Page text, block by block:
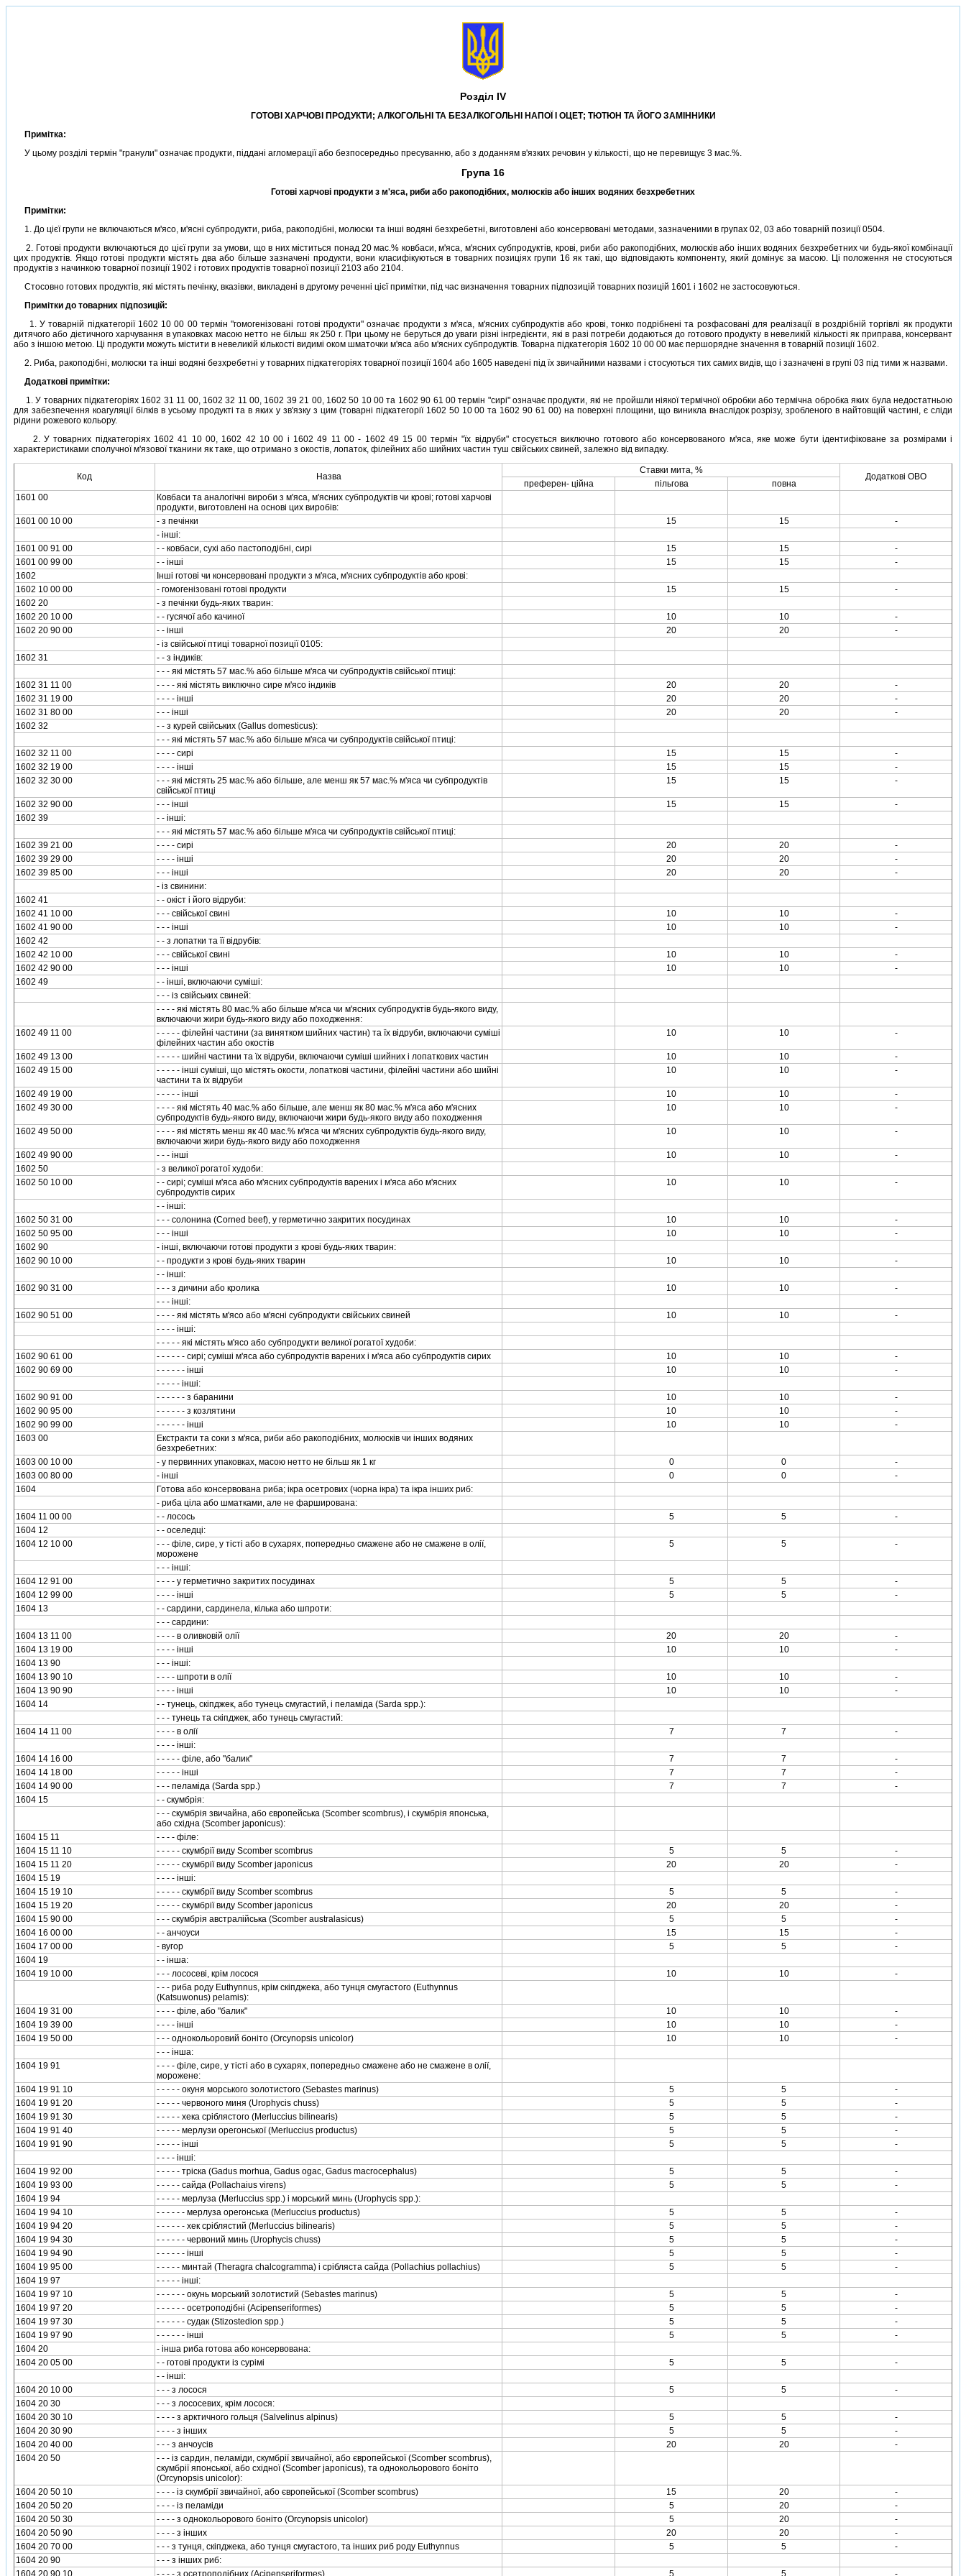
Роздiл IV
ГОТОВI ХАРЧОВI ПРОДУКТИ; АЛКОГОЛЬНI ТА БЕЗАЛКОГОЛЬНI НАПОЇ I ОЦЕТ; ТЮТЮН ТА ЙОГО ЗАМIННИКИ
Примiтка:
У цьому роздiлi термiн "гранули" означає продукти, пiдданi агломерацiї або безпосередньо пресуванню, або з доданням в'язких речовин у кiлькостi, що не перевищує 3 мас.%.
Група 16
Готовi харчовi продукти з м'яса, риби або ракоподiбних, молюскiв або iнших водяних безхребетних
Примiтки:
1. До цiєї групи не включаються м'ясо, м'яснi субпродукти, риба, ракоподiбнi, молюски та iншi водянi безхребетнi, виготовленi або консервованi методами, зазначеними в групах 02, 03 або товарнiй позицiї 0504.
2. Готовi продукти включаються до цiєї групи за умови, що в них мiститься понад 20 мас.% ковбаси, м'яса, м'ясних субпродуктiв, кровi, риби або ракоподiбних, молюскiв або iнших водяних безхребетних чи будь-якої комбiнацiї
цих продуктiв. Якщо готовi продукти мiстять два або бiльше зазначенi продукти, вони класифiкуються в товарних позицiях групи 16 як такi, що вiдповiдають компоненту, який домiнує за масою. Цi положення не стосуються
продуктiв з начинкою товарної позицiї 1902 i готових продуктiв товарної позицiї 2103 або 2104.
Стосовно готових продуктiв, якi мiстять печiнку, вказiвки, викладенi в другому реченнi цiєї примiтки, пiд час визначення товарних пiдпозицiй товарних позицiй 1601 i 1602 не застосовуються.
Примiтки до товарних пiдпозицiй:
1. У товарнiй пiдкатегорiї 1602 10 00 00 термiн "гомогенiзованi готовi продукти" означає продукти з м'яса, м'ясних субпродуктiв або кровi, тонко подрiбненi та розфасованi для реалiзацiї в роздрiбнiй торгiвлi як продукти
дитячого або дiєтичного харчування в упаковках масою нетто не бiльш як 250 г. При цьому не беруться до уваги рiзнi iнгредiєнти, якi в разi потреби додаються до готового продукту в невеликiй кiлькостi як приправа, консервант
або з iншою метою. Цi продукти можуть мiстити в невеликiй кiлькостi видимi оком шматочки м'яса або м'ясних субпродуктiв. Товарна пiдкатегорiя 1602 10 00 00 має першорядне значення в товарнiй позицiї 1602.
2. Риба, ракоподiбнi, молюски та iншi водянi безхребетнi у товарних пiдкатегорiях товарної позицiї 1604 або 1605 наведенi пiд їх звичайними назвами i стосуються тих самих видiв, що i зазначенi в групi 03 пiд тими ж назвами.
Додатковi примiтки:
1. У товарних пiдкатегорiях 1602 31 11 00, 1602 32 11 00, 1602 39 21 00, 1602 50 10 00 та 1602 90 61 00 термiн "сирi" означає продукти, якi не пройшли нiякої термiчної обробки або термiчна обробка яких була недостатньою
для забезпечення коагуляцiї бiлкiв в усьому продуктi та в яких у зв'язку з цим (товарнi пiдкатегорiї 1602 50 10 00 та 1602 90 61 00) на поверхнi площини, що виникла внаслiдок розрiзу, зробленого в найтовщiй частинi, є слiди
рiдини рожевого кольору.
2. У товарних пiдкатегорiях 1602 41 10 00, 1602 42 10 00 i 1602 49 11 00 - 1602 49 15 00 термiн "їх вiдруби" стосується виключно готового або консервованого м'яса, яке може бути iдентифiковане за розмiрами i
характеристиками сполучної м'язової тканини як таке, що отримано з окостiв, лопаток, фiлейних або шийних частин туш свiйських свиней, залежно вiд випадку.
Код Назва
Ставки мита, %
Додатковi ОВО
преферен- цiйна пiльгова
повна
1601 00
Ковбаси та аналогiчнi вироби з м'яса, м'ясних субпродуктiв чи кровi; готовi харчовi
продукти, виготовленi на основi цих виробiв:
1601 00 10 00
- з печiнки 15 15
-
- iншi:
1601 00 91 00
- - ковбаси, сухi або пастоподiбнi, сирi 15 15
-
1601 00 99 00
- - iншi 15 15
-
1602
Iншi готовi чи консервованi продукти з м'яса, м'ясних субпродуктiв або кровi:
1602 10 00 00
- гомогенiзованi готовi продукти 15 15
-
1602 20
- з печiнки будь-яких тварин:
1602 20 10 00
- - гусячої або качиної 10 10
-
1602 20 90 00
- - iншi 20 20
-
- iз свiйської птицi товарної позицiї 0105:
1602 31
- - з iндикiв:
- - - якi мiстять 57 мас.% або бiльше м'яса чи субпродуктiв свiйської птицi:
1602 31 11 00
- - - - якi мiстять виключно сире м'ясо iндикiв 20 20
-
1602 31 19 00
- - - - iншi 20 20
-
1602 31 80 00
- - - iншi 20 20
-
1602 32
- - з курей свiйських (Gallus domesticus):
- - - якi мiстять 57 мас.% або бiльше м'яса чи субпродуктiв свiйської птицi:
1602 32 11 00
- - - - сирi 15 15
-
1602 32 19 00
- - - - iншi 15 15
-
1602 32 30 00
- - - якi мiстять 25 мас.% або бiльше, але менш як 57 мас.% м'яса чи субпродуктiв
свiйської птицi
15 15 -
1602 32 90 00 - - - iншi 15 15
-
1602 39
- - iншi:
- - - якi мiстять 57 мас.% або бiльше м'яса чи субпродуктiв свiйської птицi:
1602 39 21 00
- - - - сирi 20 20
-
1602 39 29 00
- - - - iншi 20 20
-
1602 39 85 00
- - - iншi 20 20
-
- iз свинини:
1602 41
- - окiст i його вiдруби:
1602 41 10 00
- - - свiйської свинi 10 10
-
1602 41 90 00
- - - iншi 10 10
-
1602 42
- - з лопатки та її вiдрубiв:
1602 42 10 00
- - - свiйської свинi 10 10
-
1602 42 90 00
- - - iншi 10 10
-
1602 49
- - iншi, включаючи сумiшi:
- - - iз свiйських свиней:
- - - - якi мiстять 80 мас.% або бiльше м'яса чи м'ясних субпродуктiв будь-якого виду,
включаючи жири будь-якого виду або походження:
1602 49 11 00
- - - - - фiлейнi частини (за винятком шийних частин) та їх вiдруби, включаючи сумiшi
фiлейних частин або окостiв
10 10 -
1602 49 13 00 - - - - - шийнi частини та їх вiдруби, включаючи сумiшi шийних i лопаткових частин 10 10
-
1602 49 15 00
- - - - - iншi сумiшi, що мiстять окости, лопатковi частини, фiлейнi частини або шийнi
частини та їх вiдруби
10 10 -
1602 49 19 00 - - - - - iншi 10 10
-
1602 49 30 00
- - - - якi мiстять 40 мас.% або бiльше, але менш як 80 мас.% м'яса або м'ясних
субпродуктiв будь-якого виду, включаючи жири будь-якого виду або походження
10 10 -
1602 49 50 00
- - - - якi мiстять менш як 40 мас.% м'яса чи м'ясних субпродуктiв будь-якого виду,
включаючи жири будь-якого виду або походження
10 10 -
1602 49 90 00 - - - iншi 10 10
-
1602 50
- з великої рогатої худоби:
1602 50 10 00
- - сирi; сумiшi м'яса або м'ясних субпродуктiв варених i м'яса або м'ясних
субпродуктiв сирих
10 10 -
- - iншi:
1602 50 31 00
- - - солонина (Corned beef), у герметично закритих посудинах 10 10
-
1602 50 95 00
- - - iншi 10 10
-
1602 90
- iншi, включаючи готовi продукти з кровi будь-яких тварин:
1602 90 10 00
- - продукти з кровi будь-яких тварин 10 10
-
- - iншi:
1602 90 31 00
- - - з дичини або кролика 10 10
-
- - - iншi:
1602 90 51 00
- - - - якi мiстять м'ясо або м'яснi субпродукти свiйських свиней 10 10
-
- - - - iншi:
- - - - - якi мiстять м'ясо або субпродукти великої рогатої худоби:
1602 90 61 00
- - - - - - сирi; сумiшi м'яса або субпродуктiв варених i м'яса або субпродуктiв сирих 10 10
-
1602 90 69 00
- - - - - - iншi 10 10
-
- - - - - iншi:
1602 90 91 00
- - - - - - з баранини 10 10
-
1602 90 95 00
- - - - - - з козлятини 10 10
-
1602 90 99 00
- - - - - - iншi 10 10
-
1603 00
Екстракти та соки з м'яса, риби або ракоподiбних, молюскiв чи iнших водяних
безхребетних:
1603 00 10 00
- у первинних упаковках, масою нетто не бiльш як 1 кг 0 0
-
1603 00 80 00
- iншi 0 0
-
1604
Готова або консервована риба; iкра осетрових (чорна iкра) та iкра iнших риб:
- риба цiла або шматками, але не фарширована:
1604 11 00 00
- - лосось 5 5
-
1604 12
- - оселедцi:
1604 12 10 00
- - - фiле, сире, у тiстi або в сухарях, попередньо смажене або не смажене в олiї,
морожене
5 5 -
- - - iншi:
1604 12 91 00
- - - - у герметично закритих посудинах 5 5
-
1604 12 99 00
- - - - iншi 5 5
-
1604 13
- - сардини, сардинела, кiлька або шпроти:
- - - сардини:
1604 13 11 00
- - - - в оливковiй олiї 20 20
-
1604 13 19 00
- - - - iншi 10 10
-
1604 13 90
- - - iншi:
1604 13 90 10
- - - - шпроти в олiї 10 10
-
1604 13 90 90
- - - - iншi 10 10
-
1604 14
- - тунець, скiпджек, або тунець смугастий, i пеламiда (Sarda spp.):
- - - тунець та скiпджек, або тунець смугастий:
1604 14 11 00
- - - - в олiї 7 7
-
- - - - iншi:
1604 14 16 00
- - - - - фiле, або "балик" 7 7
-
1604 14 18 00
- - - - - iншi 7 7
-
1604 14 90 00
- - - пеламiда (Sarda spp.) 7 7
-
1604 15
- - скумбрiя:
- - - скумбрiя звичайна, або європейська (Scomber scombrus), i скумбрiя японська,
або схiдна (Scomber japonicus):
1604 15 11
- - - - фiле:
1604 15 11 10
- - - - - скумбрiї виду Scomber scombrus 5 5
-
1604 15 11 20
- - - - - скумбрiї виду Scomber japonicus 20 20
-
1604 15 19
- - - - iншi:
1604 15 19 10
- - - - - скумбрiї виду Scomber scombrus 5 5
-
1604 15 19 20
- - - - - скумбрiї виду Scomber japonicus 20 20
-
1604 15 90 00
- - - скумбрiя австралiйська (Scomber australаsicus) 5 5
-
1604 16 00 00
- - анчоуси 15 15
-
1604 17 00 00
- вугор 5 5
-
1604 19
- - iнша:
1604 19 10 00
- - - лососевi, крiм лосося 10 10
-
- - - риба роду Euthynnus, крiм скiпджека, або тунця смугастого (Euthуnnus
(Katsuwonus) pelamis):
1604 19 31 00
- - - - фiле, або "балик" 10 10
-
1604 19 39 00
- - - - iншi 10 10
-
1604 19 50 00
- - - однокольоровий бонiто (Оrcynopsis unicolor) 10 10
-
- - - iнша:
1604 19 91
- - - - фiле, сире, у тiстi або в сухарях, попередньо смажене або не смажене в олiї,
морожене:
1604 19 91 10
- - - - - окуня морського золотистого (Sebastes marinus) 5 5
-
1604 19 91 20
- - - - - червоного миня (Urophycis chuss) 5 5
-
1604 19 91 30
- - - - - хека срiблястого (Merluccius bilinearis) 5 5
-
1604 19 91 40
- - - - - мерлузи орегонської (Merluccius productus) 5 5
-
1604 19 91 90
- - - - - iншi 5 5
-
- - - - iншi:
1604 19 92 00
- - - - - трiска (Gadus morhua, Gadus ogac, Gadus macrocephalus) 5 5
-
1604 19 93 00
- - - - - сайда (Pollachaius virens) 5 5
-
1604 19 94
- - - - - мерлуза (Merluccius spp.) i морський минь (Urophycis spp.):
1604 19 94 10
- - - - - - мерлуза орегонська (Merluccius productus) 5 5
-
1604 19 94 20
- - - - - - хек срiблястий (Merluccius bilinearis) 5 5
-
1604 19 94 30
- - - - - - червоний минь (Urophycis chuss) 5 5
-
1604 19 94 90
- - - - - - iншi 5 5
-
1604 19 95 00
- - - - - минтай (Theragra chalcogramma) i срiбляста сайда (Pollachius pollachius) 5 5
-
1604 19 97
- - - - - iншi:
1604 19 97 10
- - - - - - окунь морський золотистий (Sebastes marinus) 5 5
-
1604 19 97 20
- - - - - - осетроподiбнi (Acipenseriformes) 5 5
-
1604 19 97 30
- - - - - - судак (Stizostedion spp.) 5 5
-
1604 19 97 90
- - - - - - iншi 5 5
-
1604 20
- iнша риба готова або консервована:
1604 20 05 00
- - готовi продукти iз сурiмi 5 5
-
- - iншi:
1604 20 10 00
- - - з лосося 5 5
-
1604 20 30
- - - з лососевих, крiм лосося:
1604 20 30 10
- - - - з арктичного гольця (Salvelinus alpinus) 5 5
-
1604 20 30 90
- - - - з iнших 5 5
-
1604 20 40 00
- - - з анчоусiв 20 20
-
1604 20 50
- - - iз сардин, пеламiди, скумбрiї звичайної, або європейської (Scomber scombrus),
скумбрiї японської, або схiдної (Scomber japonicus), та однокольорового бонiто
(Оrcynopsis unicolor):
1604 20 50 10
- - - - iз скумбрiї звичайної, або європейської (Scomber scombrus) 15 20
-
1604 20 50 20
- - - - iз пеламiди 5 20
-
1604 20 50 30
- - - - з однокольорового бонiто (Оrcynopsis unicolor) 5 20
-
1604 20 50 90
- - - - з iнших 20 20
-
1604 20 70 00
- - - з тунця, скiпджека, або тунця смугастого, та iнших риб роду Euthynnus 5 5
-
1604 20 90
- - - з iнших риб:
1604 20 90 10
- - - - з осетроподiбних (Acipenseriformes) 5 5 -